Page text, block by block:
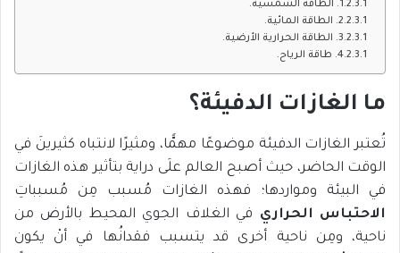
الطاقة الشمسية.
الطاقة المائية.
الطاقة الحرارية الأرضية.
طاقة الرياح.
ما الغازات الدفيئة؟
تُعتبر الغازات الدفيئة موضوعًا مهمًّا، ومثيرًا لانتباه كثيرينَ في
الوقت الحاضر، حيث أصبح العالم علَى دراية بتأثير هذه الغازات
في البيئة ومواردها؛ فهذه الغازات مُسبب مِن مُسبباتِ
الاحتباس الحراري في الغلاف الجوي المحيط بالأرض من
ناحية، ومِن ناحية أخرى قد يتسبب فقدانُها في أنْ يكون